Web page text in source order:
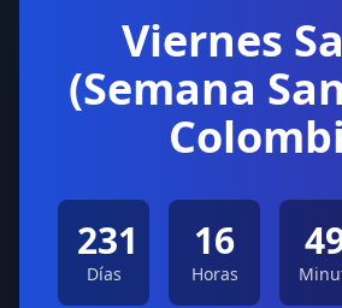
Viernes
(Semana
231
Días
16
Horas